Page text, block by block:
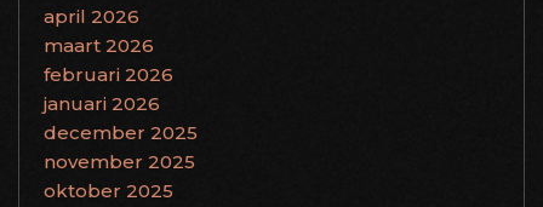
april 2026
maart 2026
februari 2026
januari 2026
december 2025
november 2025
oktober 2025